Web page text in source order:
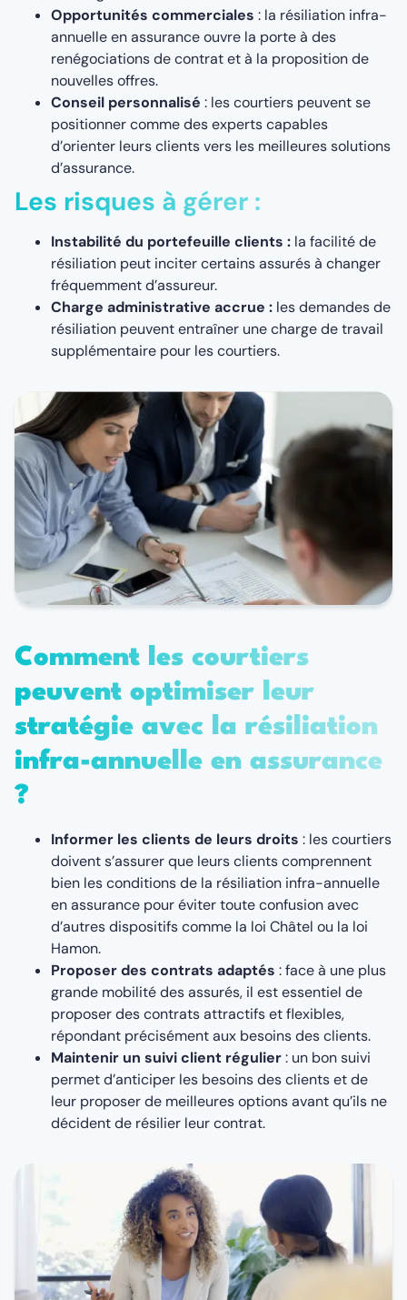
Opportunités commerciales : la résiliation infra-
annuelle en assurance ouvre la porte à des
renégociations de contrat et à la proposition de
nouvelles offres.
Conseil personnalisé : les courtiers peuvent se
positionner comme des experts capables
d’orienter leurs clients vers les meilleures solutions
d’assurance.
Les risques à gérer :
Instabilité du portefeuille clients : la facilité de
résiliation peut inciter certains assurés à changer
fréquemment d’assureur.
Charge administrative accrue : les demandes de
résiliation peuvent entraîner une charge de travail
supplémentaire pour les courtiers.
Comment les courtiers
peuvent optimiser leur
stratégie avec la résiliation
infra-annuelle en assurance
?
Informer les clients de leurs droits : les courtiers
doivent s’assurer que leurs clients comprennent
bien les conditions de la résiliation infra-annuelle
en assurance pour éviter toute confusion avec
d’autres dispositifs comme la loi Châtel ou la loi
Hamon.
Proposer des contrats adaptés : face à une plus
grande mobilité des assurés, il est essentiel de
proposer des contrats attractifs et flexibles,
répondant précisément aux besoins des clients.
Maintenir un suivi client régulier: un bon suivi
permet d’anticiper les besoins des clients et de
leur proposer de meilleures options avant qu’ils ne
décident de résilier leur contrat.